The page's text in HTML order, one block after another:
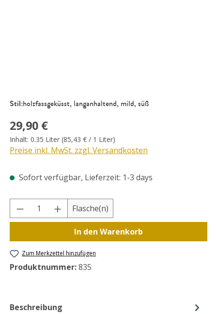
Stil:holzfassgeküsst, langanhaltend, mild, süß
Regulärer Preis:
29,90 €
Inhalt: 0.35 Liter (85,43 € / 1 Liter)
Preise inkl. MwSt. zzgl. Versandkosten
Sofort verfügbar, Lieferzeit: 1-3 days
Produkt Anzahl: Gib den gewünschten
Flasche(n)
In den Warenkorb
Zum Merkzettel hinzufügen
Produktnummer:835
Beschreibung